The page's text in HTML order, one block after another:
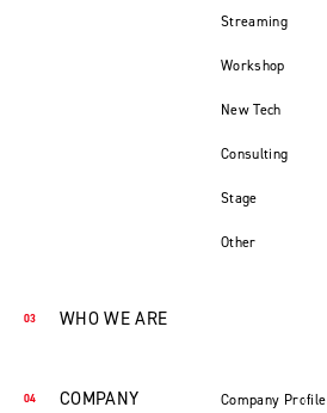
Streaming
Workshop
New Tech
Consulting
Stage
Other
WHO WE ARE
COMPANY Company Profile